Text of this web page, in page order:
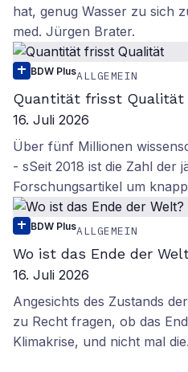
hat, genug Wasser zu sich
med. Jürgen Brater.
BDW PlusALLGEMEIN
Quantität frisst Qualität
16. Juli 2026
Über fünf Millionen
- sSeit 2018 ist die Zahl der
Forschungsartikel um
BDW PlusALLGEMEIN
Wo ist das Ende der
16. Juli 2026
Angesichts des Zustands
zu Recht fragen, ob das
Klimakrise, und nicht mal